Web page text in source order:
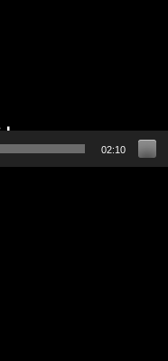
02:10